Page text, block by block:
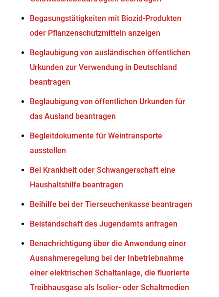
Begasungstätigkeiten mit Biozid-Produkten
oder Pflanzenschutzmitteln anzeigen
Beglaubigung von ausländischen öffentlichen
Urkunden zur Verwendung in Deutschland
beantragen
Beglaubigung von öffentlichen Urkunden für
das Ausland beantragen
Begleitdokumente für Weintransporte
ausstellen
Bei Krankheit oder Schwangerschaft eine
Haushaltshilfe beantragen
Beihilfe bei der Tierseuchenkasse beantragen
Beistandschaft des Jugendamts anfragen
Benachrichtigung über die Anwendung einer
Ausnahmeregelung bei der Inbetriebnahme
einer elektrischen Schaltanlage, die fluorierte
Treibhausgase als Isolier- oder Schaltmedien